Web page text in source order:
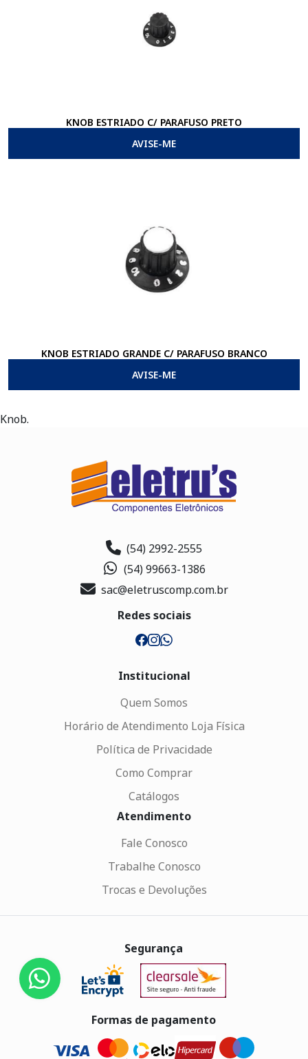
KNOB ESTRIADO C/ PARAFUSO PRETO
AVISE-ME
KNOB ESTRIADO GRANDE C/ PARAFUSO BRANCO
AVISE-ME
Knob.
(54) 2992-2555
(54) 99663-1386
sac@eletruscomp.com.br
Redes sociais
Institucional
Quem Somos
Horário de Atendimento Loja Física
Política de Privacidade
Como Comprar
Catálogos
Atendimento
Fale Conosco
Trabalhe Conosco
Trocas e Devoluções
Segurança
Formas de pagamento